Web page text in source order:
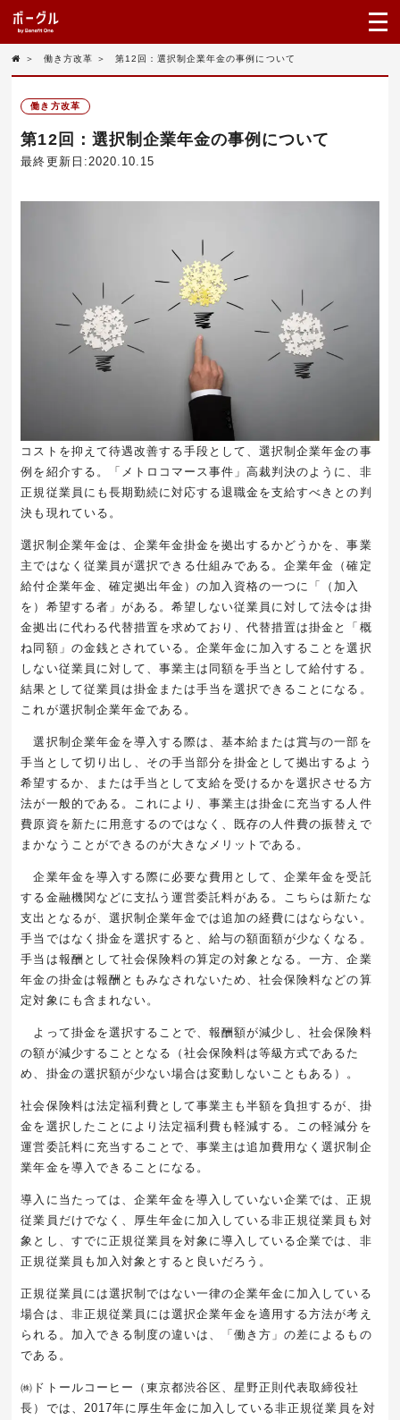
＞ 働き方改革 ＞ 第12回：選択制企業年金の事例について
働き方改革
第12回：選択制企業年金の事例について
最終更新日:2020.10.15
コストを抑えて待遇改善する手段として、選択制企業年金の事
例を紹介する。「メトロコマース事件」高裁判決のように、非
正規従業員にも長期勤続に対応する退職金を支給すべきとの判
決も現れている。
選択制企業年金は、企業年金掛金を拠出するかどうかを、事業
主ではなく従業員が選択できる仕組みである。企業年金（確定
給付企業年金、確定拠出年金）の加入資格の一つに「（加入
を）希望する者」がある。希望しない従業員に対して法令は掛
金拠出に代わる代替措置を求めており、代替措置は掛金と「概
ね同額」の金銭とされている。企業年金に加入することを選択
しない従業員に対して、事業主は同額を手当として給付する。
結果として従業員は掛金または手当を選択できることになる。
これが選択制企業年金である。
選択制企業年金を導入する際は、基本給または賞与の一部を
手当として切り出し、その手当部分を掛金として拠出するよう
希望するか、または手当として支給を受けるかを選択させる方
法が一般的である。これにより、事業主は掛金に充当する人件
費原資を新たに用意するのではなく、既存の人件費の振替えで
まかなうことができるのが大きなメリットである。
企業年金を導入する際に必要な費用として、企業年金を受託
する金融機関などに支払う運営委託料がある。こちらは新たな
支出となるが、選択制企業年金では追加の経費にはならない。
手当ではなく掛金を選択すると、給与の額面額が少なくなる。
手当は報酬として社会保険料の算定の対象となる。一方、企業
年金の掛金は報酬ともみなされないため、社会保険料などの算
定対象にも含まれない。
よって掛金を選択することで、報酬額が減少し、社会保険料
の額が減少することとなる（社会保険料は等級方式であるた
め、掛金の選択額が少ない場合は変動しないこともある）。
社会保険料は法定福利費として事業主も半額を負担するが、掛
金を選択したことにより法定福利費も軽減する。この軽減分を
運営委託料に充当することで、事業主は追加費用なく選択制企
業年金を導入できることになる。
導入に当たっては、企業年金を導入していない企業では、正規
従業員だけでなく、厚生年金に加入している非正規従業員も対
象とし、すでに正規従業員を対象に導入している企業では、非
正規従業員も加入対象とすると良いだろう。
正規従業員には選択制ではない一律の企業年金に加入している
場合は、非正規従業員には選択企業年金を適用する方法が考え
られる。加入できる制度の違いは、「働き方」の差によるもの
である。
㈱ドトールコーヒー（東京都渋谷区、星野正則代表取締役社
長）では、 2017年に厚生年金に加入している非正規従業員を対